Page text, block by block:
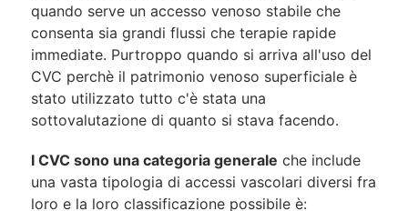
quando serve un accesso venoso stabile che
consenta sia grandi flussi che terapie rapide
immediate. Purtroppo quando si arriva all'uso del
CVC perchè il patrimonio venoso superficiale è
stato utilizzato tutto c'è stata una
sottovalutazione di quanto si stava facendo.
I CVC sono una categoria generale che include
una vasta tipologia di accessi vascolari diversi fra
loro e la loro classificazione possibile è: